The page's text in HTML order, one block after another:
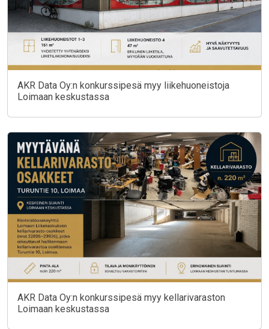
AKR Data Oy:n konkurssipesä myy liikehuoneistoja
Loimaan keskustassa
AKR Data Oy:n konkurssipesä myy kellarivaraston
Loimaan keskustassa